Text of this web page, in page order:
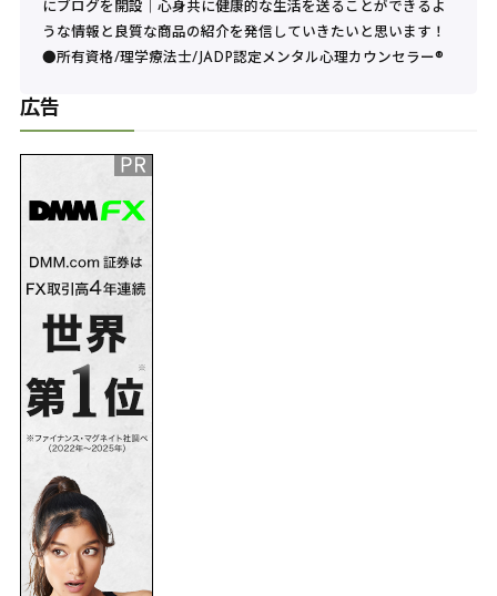
にブログを開設｜心身共に健康的な生活を送ることができるよ
うな情報と良質な商品の紹介を発信していきたいと思います！
●所有資格/理学療法士/JADP認定メンタル心理カウンセラー®︎
広告